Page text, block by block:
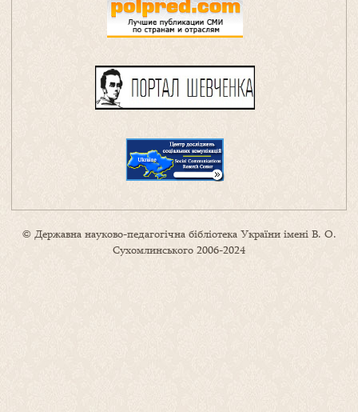
© Державна науково-педагогічна бібліотека України імені В. О.
Сухомлинського 2006-2024